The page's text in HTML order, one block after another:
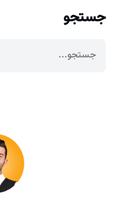
جستجو